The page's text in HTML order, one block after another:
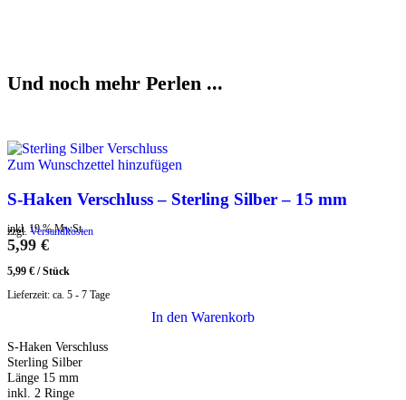
Und noch mehr Perlen ...
Zum Wunschzettel hinzufügen
S-Haken Verschluss – Sterling Silber – 15 mm
inkl. 19 % MwSt.
zzgl. Versandkosten
5,99 €
5,99 € /Stück
Lieferzeit: ca. 5 - 7 Tage
In den Warenkorb
S-Haken Verschluss
Sterling Silber
Länge 15 mm
inkl. 2 Ringe